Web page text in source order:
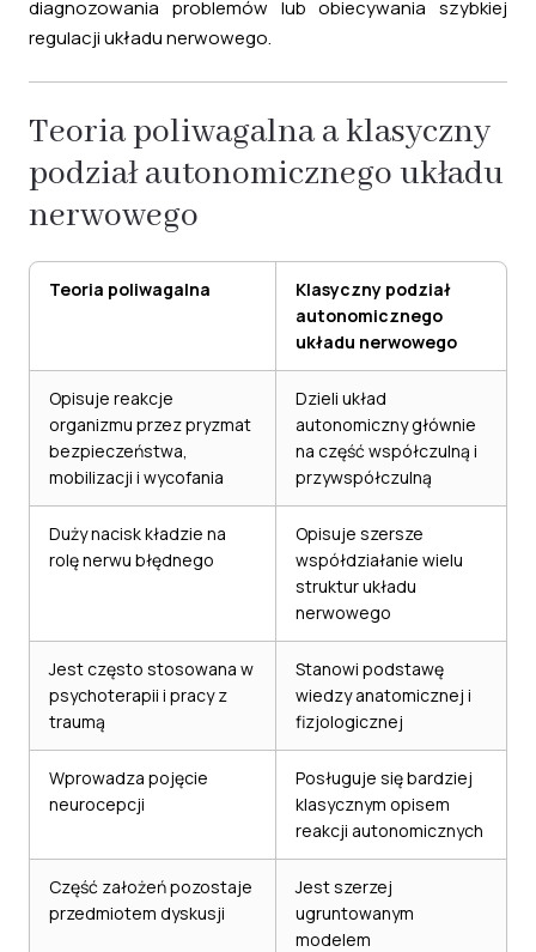
diagnozowania problemów lub obiecywania szybkiej
regulacji układu nerwowego.
Teoria poliwagalna a klasyczny
podział autonomicznego układu
nerwowego
Teoria poliwagalna
Klasyczny podział
autonomicznego
układu nerwowego
Opisuje reakcje
organizmu przez pryzmat
bezpieczeństwa,
mobilizacji i wycofania
Dzieli układ
autonomiczny głównie
na część współczulną i
przywspółczulną
Duży nacisk kładzie na
rolę nerwu błędnego
Opisuje szersze
współdziałanie wielu
struktur układu
nerwowego
Jest często stosowana w
psychoterapii i pracy z
traumą
Stanowi podstawę
wiedzy anatomicznej i
fizjologicznej
Wprowadza pojęcie
neurocepcji
Posługuje się bardziej
klasycznym opisem
reakcji autonomicznych
Część założeń pozostaje
przedmiotem dyskusji
Jest szerzej
ugruntowanym
modelem